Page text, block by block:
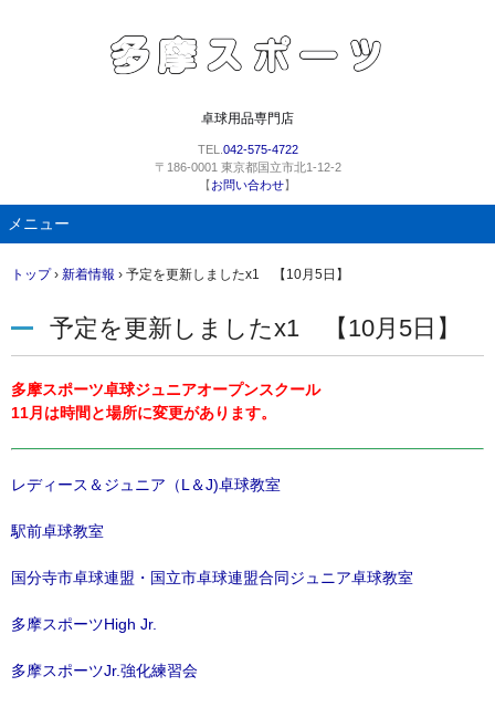
卓球用品専門店
TEL. 042-575-4722
〒186-0001 東京都国立市北1-12-2
【お問い合わせ】
メニュー
ン
ン
ツ
ス
キ
ッ
トップ › 新着情報 › 予定を更新しましたx1 【10月5日】
予定を更新しましたx1 【10月5日】
多摩スポーツ卓球ジュニアオープンスクール
11月は時間と場所に変更があります。
レディース＆ジュニア（L＆J)卓球教室
駅前卓球教室
国分寺市卓球連盟・国立市卓球連盟合同ジュニア卓球教室
多摩スポーツHigh Jr.
多摩スポーツJr.強化練習会